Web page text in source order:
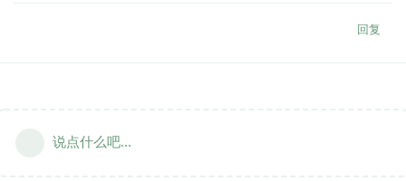
回复
说点什么吧...